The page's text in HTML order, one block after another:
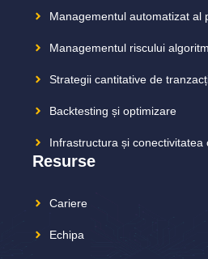
Managementul automatizat al
Managementul riscului
Strategii cantitative de
Backtesting și optimizare
Infrastructura și conectivitatea
Resurse
Cariere
Echipa